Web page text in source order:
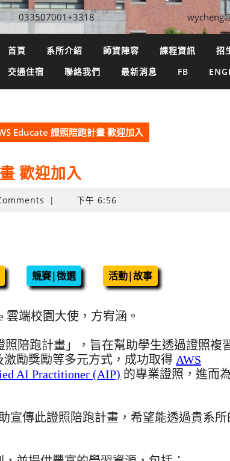
033507001+3318
首頁 系所介紹 師資陣容 課程資訊 招
交通住宿
聯絡我們 最新消息 FB
Educate 證照陪跑計畫 歡迎加入
歡迎加入
| 下午 6:56
競賽|徵選 活動|故事
雲端校園大使，方宥涵。
照陪跑計畫」，旨在幫助學生透過證照複
勵獎勵等多元方式，成功取得 AWS
AI Practitioner (AIP) 的專業證照，進而
宣傳此證照陪跑計畫，希望能透過貴系所